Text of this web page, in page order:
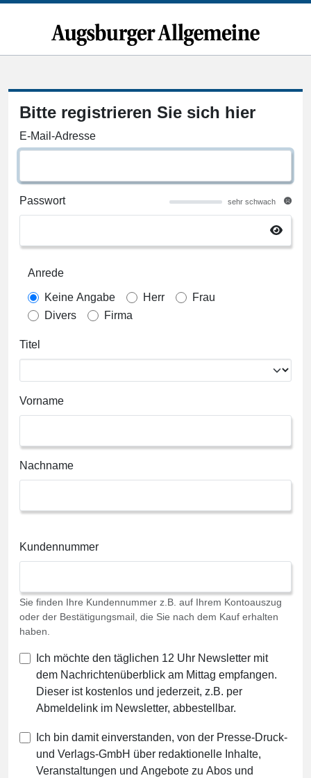
Bitte registrieren Sie sich hier
E-Mail-Adresse
Passwort sehr schwach
Anrede
Keine Angabe Herr
Frau
Divers
Firma
Titel
Vorname
Nachname
Kundennummer
Sie finden Ihre Kundennummer z.B. auf Ihrem Kontoauszug
oder der Bestätigungsmail, die Sie nach dem Kauf erhalten
haben.
Ich möchte den täglichen 12 Uhr Newsletter mit
dem Nachrichtenüberblick am Mittag empfangen.
Dieser ist kostenlos und jederzeit, z.B. per
Abmeldelink im Newsletter, abbestellbar.
Ich bin damit einverstanden, von der Presse-Druck-
und Verlags-GmbH über redaktionelle Inhalte,
Veranstaltungen und Angebote zu Abos und